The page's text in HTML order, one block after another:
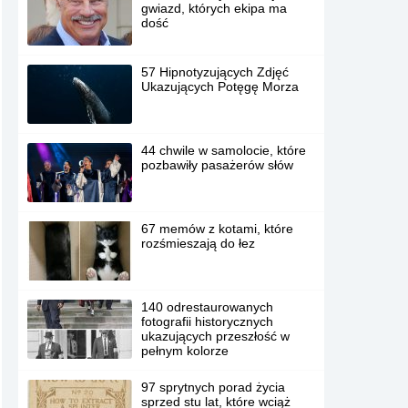
gwiazd, których ekipa ma
dość
57 Hipnotyzujących Zdjęć
Ukazujących Potęgę Morza
44 chwile w samolocie, które
pozbawiły pasażerów słów
67 memów z kotami, które
rozśmieszają do łez
140 odrestaurowanych
fotografii historycznych
ukazujących przeszłość w
pełnym kolorze
97 sprytnych porad życia
sprzed stu lat, które wciąż